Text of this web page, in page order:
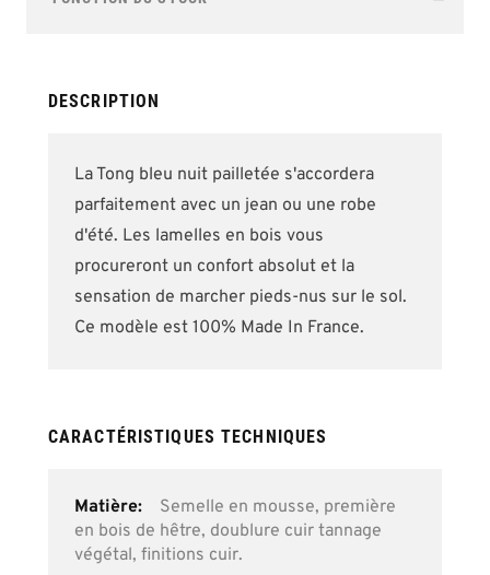
gallery
DESCRIPTION
La Tong bleu nuit pailletée s'accordera
parfaitement avec un jean ou une robe
d'été. Les lamelles en bois vous
procureront un confort absolut et la
sensation de marcher pieds-nus sur le sol.
Ce modèle est 100% Made In France.
CARACTÉRISTIQUES TECHNIQUES
Plus
d’information
Semelle en mousse, première
en bois de hêtre, doublure cuir tannage
végétal, finitions cuir.